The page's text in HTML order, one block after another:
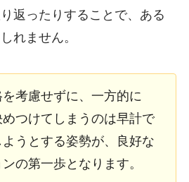
返ったりすることで、ある
れません。
考慮せずに、一方的に
めつけてしまうのは早計で
うとする姿勢が、良好な
の第一歩となります。